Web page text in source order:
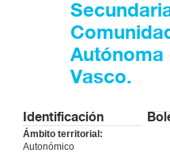
Autónoma
Vasco.
Identificación
Ámbito territorial:
Autonómico